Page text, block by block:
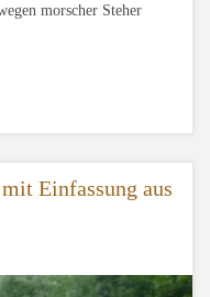
morscher Steher
Einfassung aus